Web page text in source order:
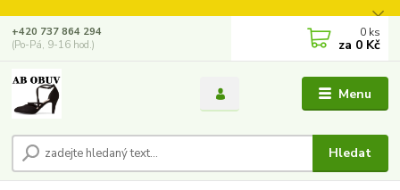
Menu
Hledat
+420 737 864 294
(Po-Pá, 9-16 hod.)
0 ks
za 0 Kč